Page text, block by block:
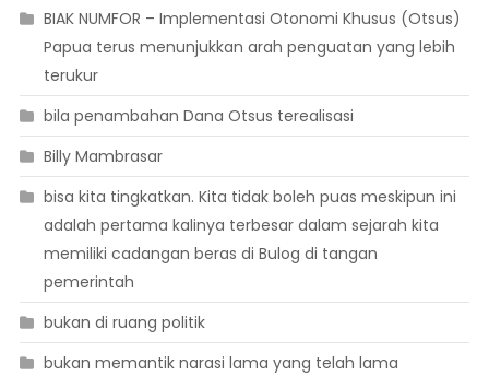
BIAK NUMFOR – Implementasi Otonomi Khusus (Otsus)
Papua terus menunjukkan arah penguatan yang lebih
terukur
bila penambahan Dana Otsus terealisasi
Billy Mambrasar
bisa kita tingkatkan. Kita tidak boleh puas meskipun ini
adalah pertama kalinya terbesar dalam sejarah kita
memiliki cadangan beras di Bulog di tangan
pemerintah
bukan di ruang politik
bukan memantik narasi lama yang telah lama